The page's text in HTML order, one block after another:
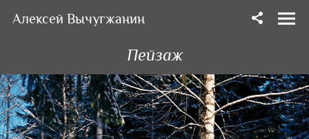
Алексей Вычугжанин
Пейзаж